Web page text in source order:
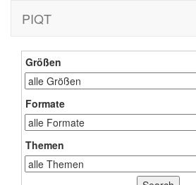
PIQT
Größen
Formate
Themen